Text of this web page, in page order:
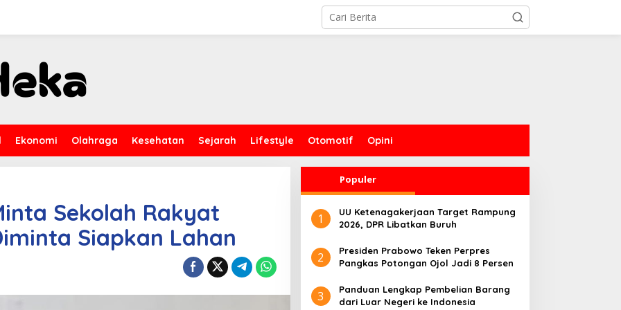
Ekonomi Olahraga Kesehatan Sejarah Lifestyle Otomotif Opini
Sekolah Rakyat
Siapkan Lahan
Populer
1
UU Ketenagakerjaan Target Rampung
2026, DPR Libatkan Buruh
2
Presiden Prabowo Teken Perpres
Pangkas Potongan Ojol Jadi 8 Persen
3
Panduan Lengkap Pembelian Barang
dari Luar Negeri ke Indonesia